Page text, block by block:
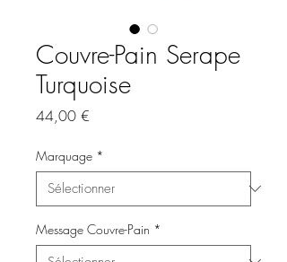
Couvre-Pain Serape
Turquoise
44,00 €
Marquage *
Message Couvre-Pain *